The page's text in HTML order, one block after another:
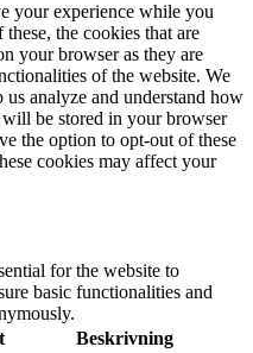
your experience while you
the cookies that are
your browser as they are
of the website. We
analyze and understand how
be stored in your browser
the option to opt-out of these
cookies may affect your
for the website to
basic functionalities and
Beskrivning